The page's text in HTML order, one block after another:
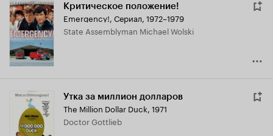
Критическое положение!
Emergency!, Сериал, 1972–1979
State Assemblyman Michael Wolski
Утка за миллион долларов
The Million Dollar Duck, 1971
Doctor Gottlieb